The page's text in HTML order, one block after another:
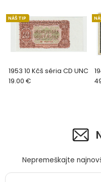
1953 10 Kčš séria CD UNC
NÁŠ TIP
19.00 €
Nepremeškajte